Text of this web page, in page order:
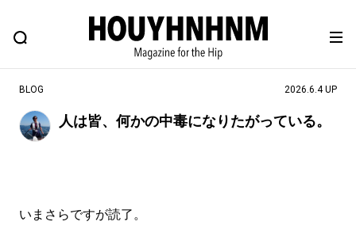
BLOG SNAP
ヒップなファッション、カルチャー、ライフスタイルWEBマガジン
BLOG 2026.6.4 UP
人は皆、何かの中毒になりたがっている。
いまさらですが読了。